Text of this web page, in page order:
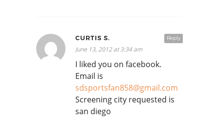
Reply
CURTIS S.
June 13, 2012 at 3:34 am
I liked you on facebook.
Email is
sdsportsfan858@gmail.com
Screening city requested is
san diego